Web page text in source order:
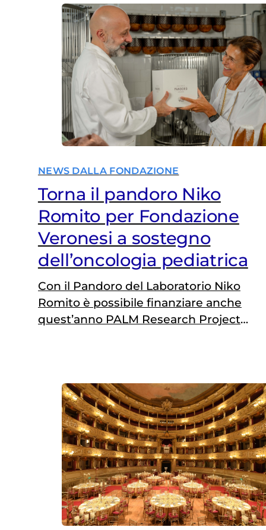
NEWS DALLA FONDAZIONE
Torna il pandoro Niko
Romito per Fondazione
Veronesi a sostegno
dell’oncologia pediatrica
Con il Pandoro del Laboratorio Niko
Romito è possibile finanziare anche
quest’anno PALM Research Project®,